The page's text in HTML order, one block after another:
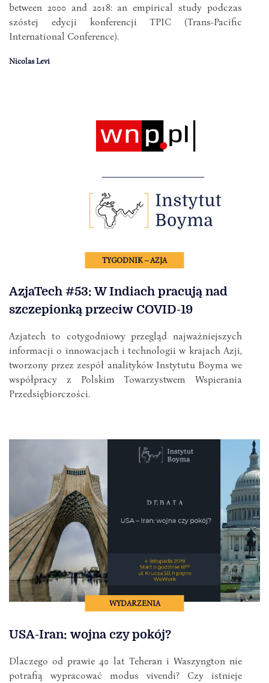
between 2000 and 2018: an empirical study podczas
szóstej edycji konferencji TPIC (Trans-Pacific
International Conference).
Nicolas Levi
TYGODNIK – AZJA
AzjaTech #53: W Indiach pracują nad
szczepionką przeciw COVID-19
Azjatech to cotygodniowy przegląd najważniejszych
informacji o innowacjach i technologii w krajach Azji,
tworzony przez zespół analityków Instytutu Boyma we
współpracy z Polskim Towarzystwem Wspierania
Przedsiębiorczości.
WYDARZENIA
USA-Iran: wojna czy pokój?
Dlaczego od prawie 40 lat Teheran i Waszyngton nie
potrafią wypracować modus vivendi? Czy istnieje